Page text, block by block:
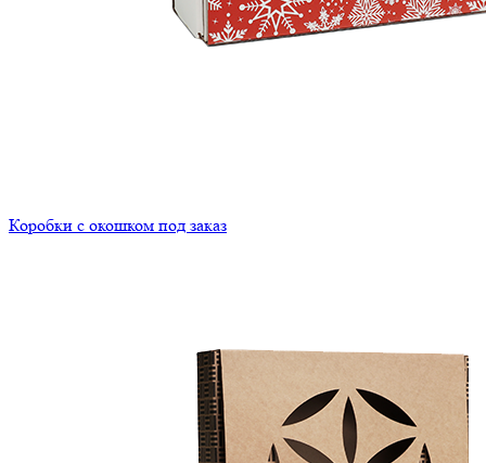
Коробки с окошком под заказ